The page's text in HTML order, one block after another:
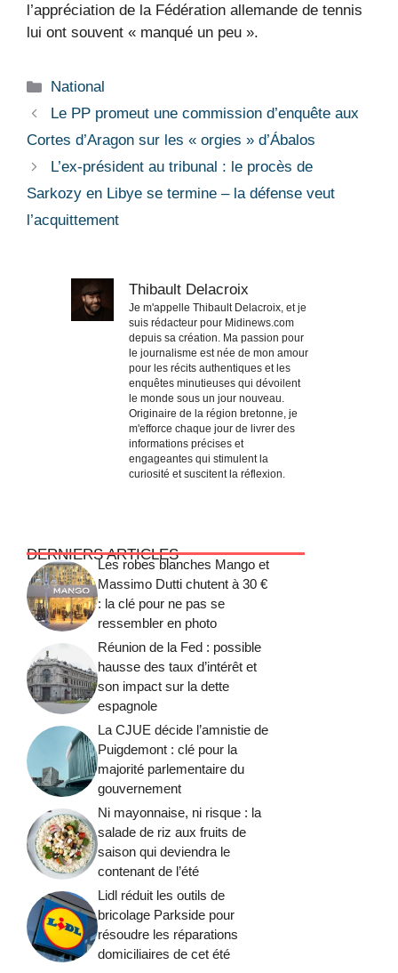
l’appréciation de la Fédération allemande de tennis
lui ont souvent « manqué un peu ».
Catégories
National
Le PP promeut une commission d’enquête aux
Cortes d’Aragon sur les « orgies » d’Ábalos
L’ex-président au tribunal : le procès de
Sarkozy en Libye se termine – la défense veut
l’acquittement
Thibault Delacroix
Je m'appelle Thibault Delacroix, et je
suis rédacteur pour Midinews.com
depuis sa création. Ma passion pour
le journalisme est née de mon amour
pour les récits authentiques et les
enquêtes minutieuses qui dévoilent
le monde sous un jour nouveau.
Originaire de la région bretonne, je
m'efforce chaque jour de livrer des
informations précises et
engageantes qui stimulent la
curiosité et suscitent la réflexion.
DERNIERS ARTICLES
Les robes blanches Mango et
Massimo Dutti chutent à 30 €
: la clé pour ne pas se
ressembler en photo
Réunion de la Fed : possible
hausse des taux d’intérêt et
son impact sur la dette
espagnole
La CJUE décide l’amnistie de
Puigdemont : clé pour la
majorité parlementaire du
gouvernement
Ni mayonnaise, ni risque : la
salade de riz aux fruits de
saison qui deviendra le
contenant de l’été
Lidl réduit les outils de
bricolage Parkside pour
résoudre les réparations
domiciliaires de cet été